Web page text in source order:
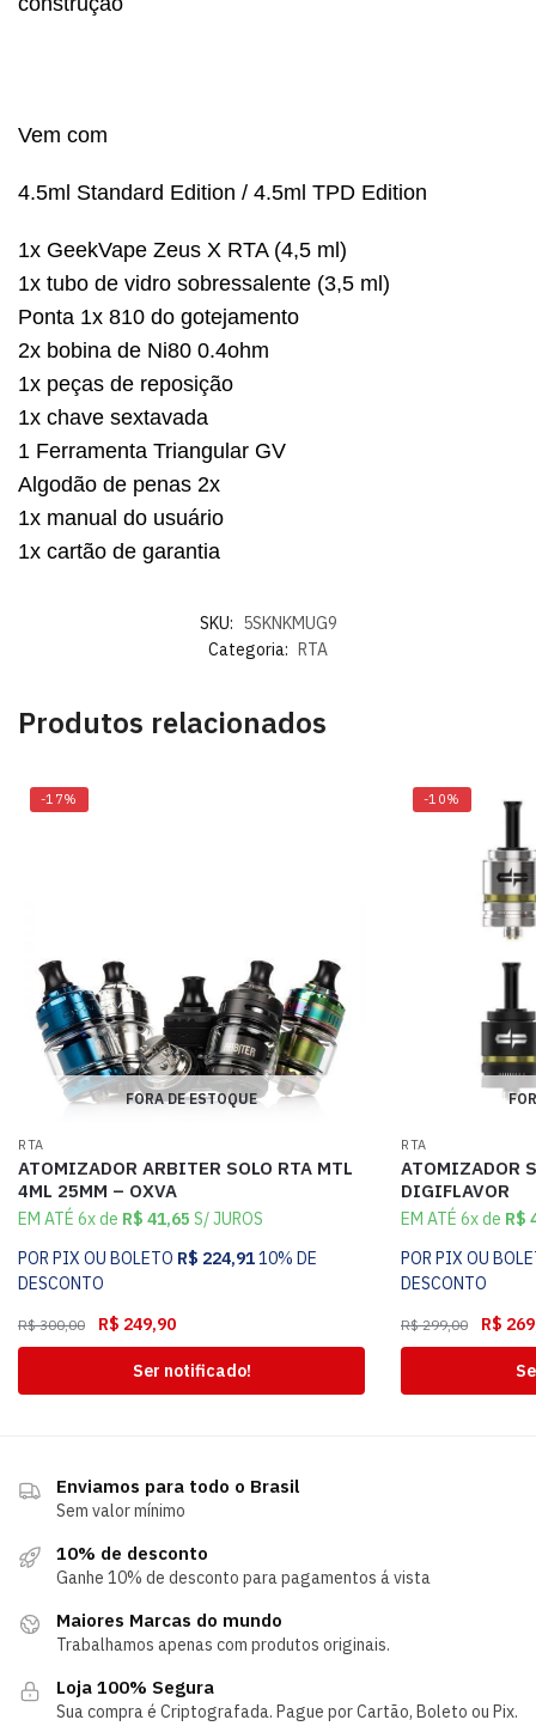
Vem com
4.5ml Standard Edition / 4.5ml TPD Edition
1x GeekVape Zeus X RTA (4,5 ml)
1x tubo de vidro sobressalente (3,5 ml)
Ponta 1x 810 do gotejamento
2x bobina de Ni80 0.4ohm
1x peças de reposição
1x chave sextavada
1 Ferramenta Triangular GV
Algodão de penas 2x
1x manual do usuário
1x cartão de garantia
SKU: 5SKNKMUG9
Categoria: RTA
Produtos relacionados
-17%
FORA DE ESTOQUE
RTA
ATOMIZADOR ARBITER SOLO RTA MTL
4ML 25MM – OXVA
EM ATÉ 6x de R$ 41,65 S/ JUROS
POR PIX OU BOLETO R$ 224,9110% DE
DESCONTO
R$300,00 R$ 249,90
Ser notificado!
-10%
RTA
ATOMIZADOR
DIGIFLAVOR
EM ATÉ 6x de R$
POR PIX OU
DESCONTO
R$299,00 R$
Enviamos para todo o Brasil
Sem valor mínimo
10% de desconto
Ganhe 10% de desconto para pagamentos á vista
Maiores Marcas do mundo
Trabalhamos apenas com produtos originais.
Loja 100% Segura
Sua compra é Criptografada. Pague por Cartão, Boleto ou Pix.